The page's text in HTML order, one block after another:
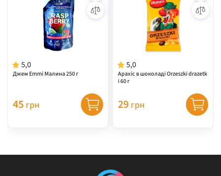
5,0
Джем Emmi Малина 250 г
45 грн
5,0
Арахіс в шоколаді Orzeszki drazetk
i 60 г
29 грн